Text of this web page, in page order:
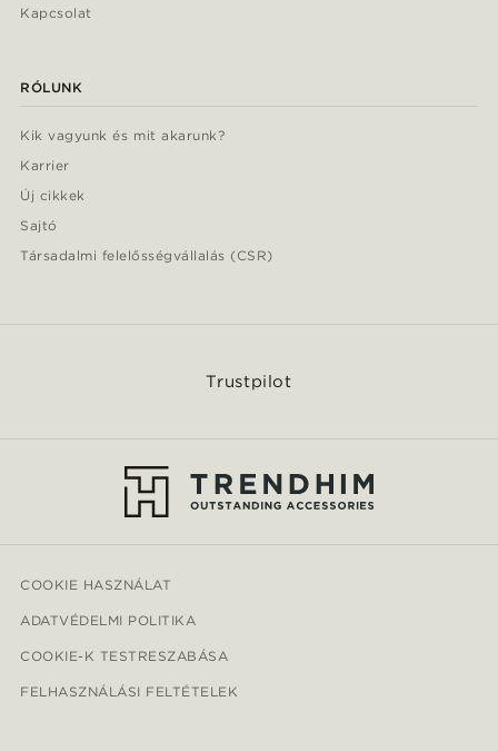
Kapcsolat
RÓLUNK
Kik vagyunk és mit akarunk?
Karrier
Új cikkek
Sajtó
Társadalmi felelősségvállalás (CSR)
Trustpilot
COOKIE HASZNÁLAT
ADATVÉDELMI POLITIKA
COOKIE-K TESTRESZABÁSA
FELHASZNÁLÁSI FELTÉTELEK